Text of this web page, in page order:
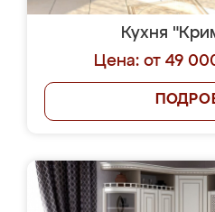
Кухня
Цена: от 49